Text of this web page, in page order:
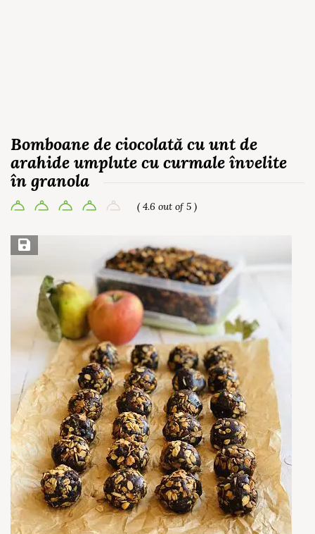
Bomboane de ciocolată cu unt de
arahide umplute cu curmale învelite
în granola
( 4.6 out of 5 )
Save Recipe